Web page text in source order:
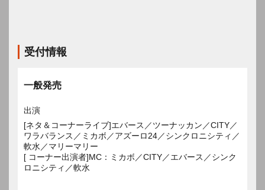
受付情報
一般発売
出演
[ネタ＆コーナーライブ]エバース／ツーナッカン／CITY／
ワラバランス／ミカボ／アズーロ24／シンクロニシティ／
軟水／マリーマリー
[ コーナー出演者]MC：ミカボ／CITY／エバース／シンク
ロニシティ／軟水